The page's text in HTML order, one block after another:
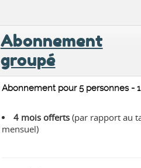
Abonnement
groupé
Abonnement pour 5 personnes -
4 mois offerts (par rapport au
mensuel)